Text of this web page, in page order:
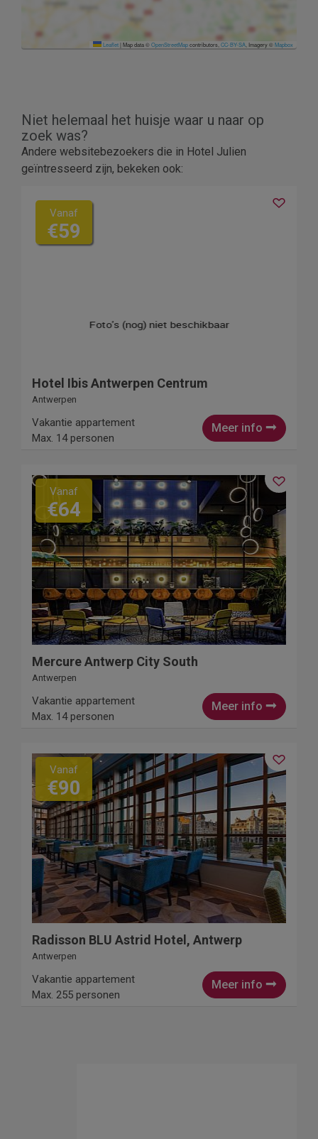
Leaflet| Map data ©OpenStreetMapcontributors,CC-BY-SA, Imagery ©Mapbox
Niet helemaal het huisje waar u naar op
zoek was?
Andere websitebezoekers die in Hotel Julien
geïntresseerd zijn, bekeken ook:
Vanaf
€59
Hotel Ibis Antwerpen Centrum
Antwerpen
Meer info
Vakantie appartement
Max. 14 personen
Vanaf
€64
Mercure Antwerp City South
Antwerpen
Meer info
Vakantie appartement
Max. 14 personen
Vanaf
€90
Radisson BLU Astrid Hotel, Antwerp
Antwerpen
Meer info
Vakantie appartement
Max. 255 personen